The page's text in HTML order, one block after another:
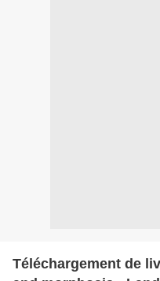
Téléchargement de